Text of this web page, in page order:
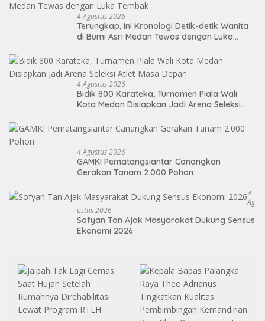
4 Agustus 2026
Terungkap, Ini Kronologi Detik-detik Wanita
di Bumi Asri Medan Tewas dengan Luka
4 Agustus 2026
Bidik 800 Karateka, Turnamen Piala Wali
Kota Medan Disiapkan Jadi Arena Seleksi
4 Agustus 2026
GAMKI Pematangsiantar Canangkan
Gerakan Tanam 2.000 Pohon
4
Ag
Ustus 2026
Sofyan Tan Ajak Masyarakat Dukung Sensus
Ekonomi 2026